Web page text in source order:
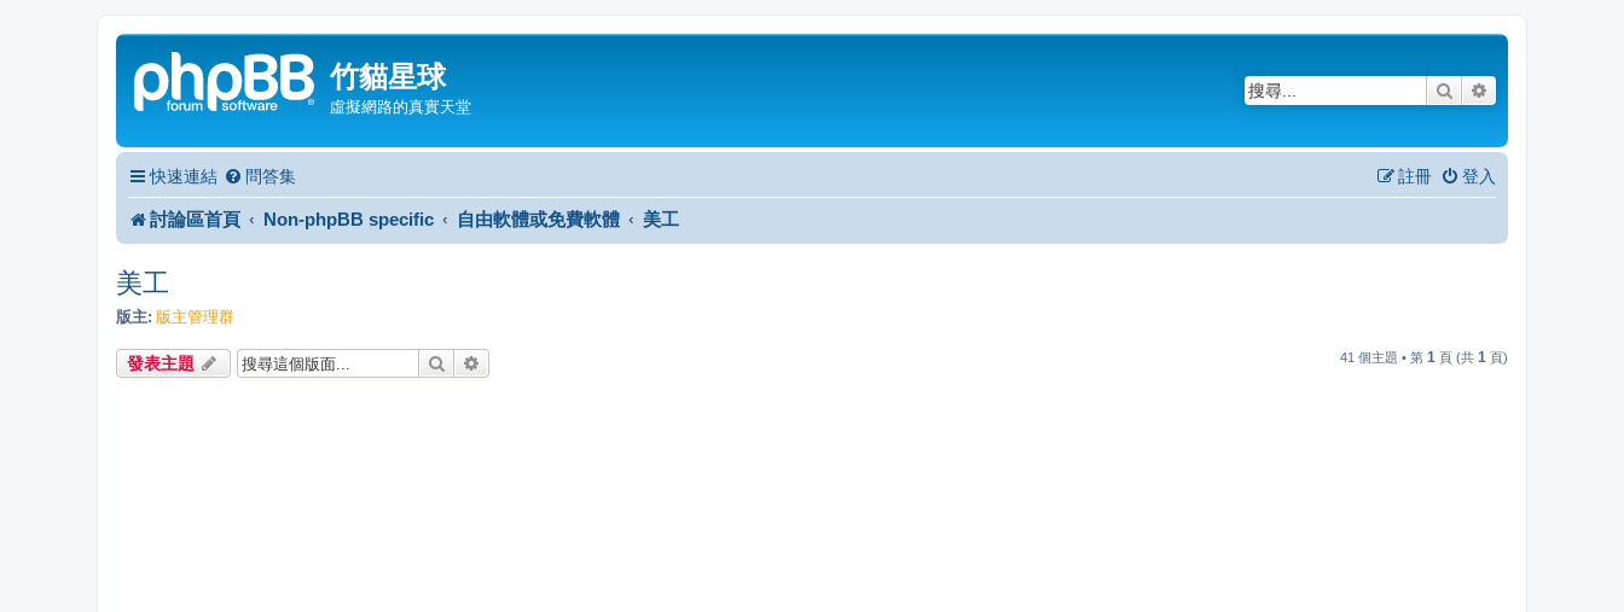
竹貓星球
虛擬網路的真實天堂
搜尋
快速連結 問答集 登入
註冊
討論區首頁 Non-phpBB specific 自由軟體或免費軟體 美工
美工
版主: 版主管理群
發表主題 搜尋 41 個主題 • 第 1 頁 (共 1 頁)